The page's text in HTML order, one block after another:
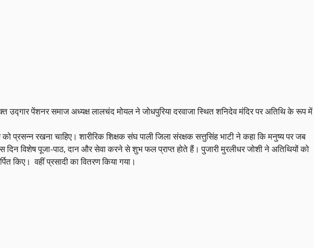
पेंशनर समाज अध्यक्ष लालचंद मोयल ने जोधपुरिया दरवाजा स्थित शनिदेव मंदिर पर अतिथि के रूप में
रखना चाहिए। शारीरिक शिक्षक संघ पाली जिला संरक्षक सत्तुसिंह भाटी ने कहा कि मनुष्य पर जब
दिन विशेष पूजा-पाठ, दान और सेवा करने से शुभ फल प्राप्त होते हैं। पुजारी मुरलीधर जोशी ने अतिथियों को
किए। वहीं प्रसादी का वितरण किया गया।